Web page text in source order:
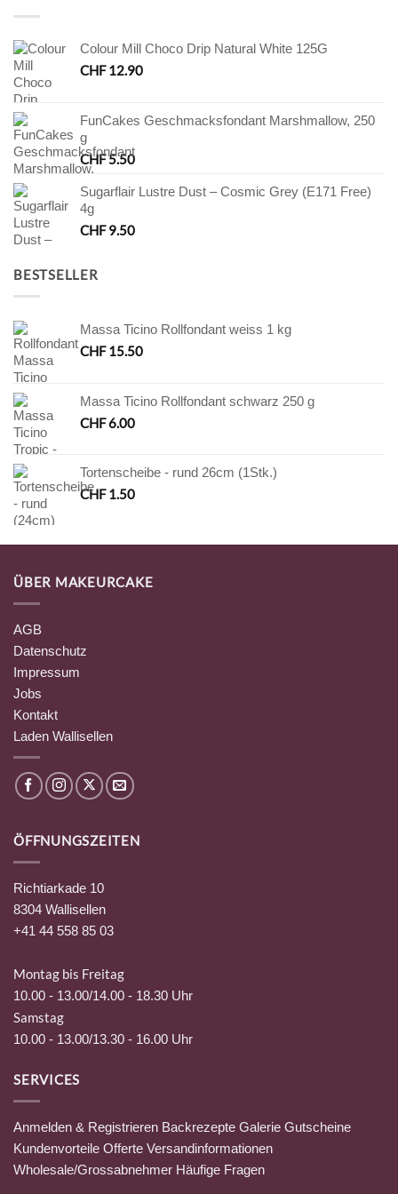
Colour Mill Choco Drip Natural White 125G
CHF12.90
FunCakes Geschmacksfondant Marshmallow, 250
g
CHF5.50
Sugarflair Lustre Dust – Cosmic Grey (E171 Free)
4g
CHF9.50
BESTSELLER
Massa Ticino Rollfondant weiss 1 kg
CHF15.50
Massa Ticino Rollfondant schwarz 250 g
CHF6.00
Tortenscheibe - rund 26cm (1Stk.)
CHF1.50
ÜBER MAKEURCAKE
AGB
Datenschutz
Impressum
Jobs
Kontakt
Laden Wallisellen
ÖFFNUNGSZEITEN
Richtiarkade 10
8304 Wallisellen
+41 44 558 85 03
Montag bis Freitag
10.00 - 13.00/14.00 - 18.30 Uhr
Samstag
10.00 - 13.00/13.30 - 16.00 Uhr
SERVICES
Anmelden & Registrieren Backrezepte Galerie Gutscheine
Kundenvorteile Offerte Versandinformationen
Wholesale/Grossabnehmer Häufige Fragen